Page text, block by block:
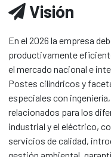
Visión
En el 2026 la empresa
productivamente
el mercado nacional e
Postes cilíndricos y
especiales con ingeniería
relacionados para los
industrial y el eléctrico,
servicios de calidad,